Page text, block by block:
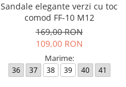
Sandale elegante verzi cu toc
comod FF-10 M12
169,00 RON
109,00 RON
Marime:
36 37 38 39 40 41